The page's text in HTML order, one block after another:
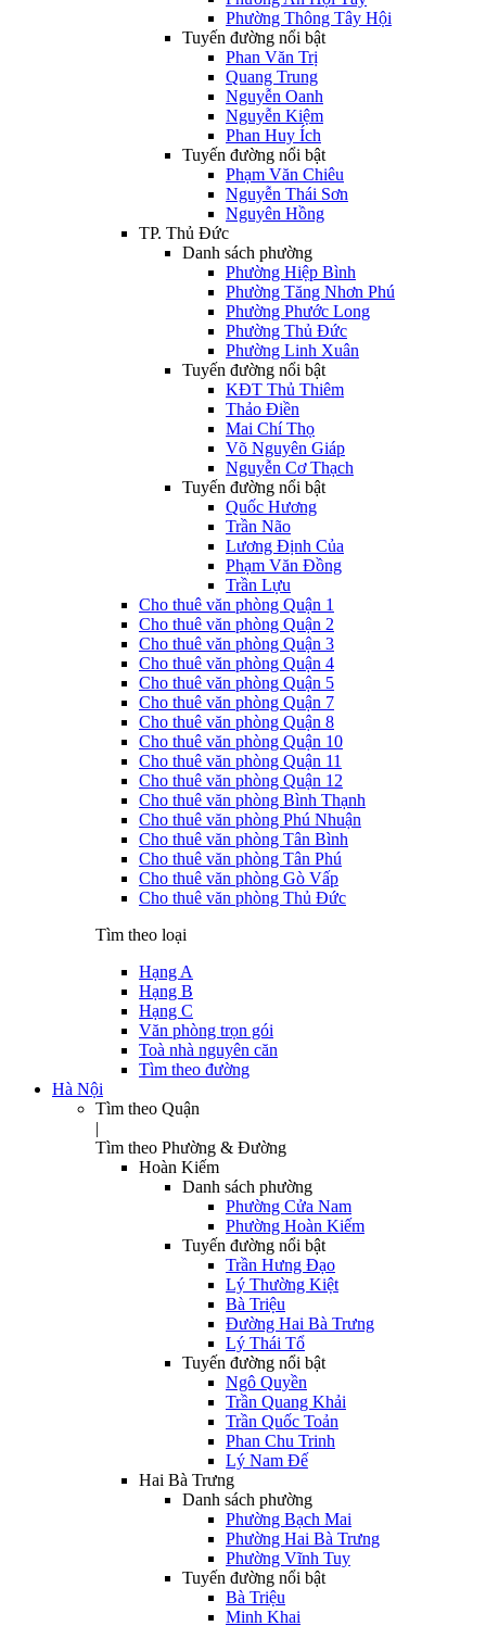
Phường Thông Tây Hội
Tuyến đường nổi bật
Phan Văn Trị
Quang Trung
Nguyễn Oanh
Nguyễn Kiệm
Phan Huy Ích
Tuyến đường nổi bật
Phạm Văn Chiêu
Nguyễn Thái Sơn
Nguyên Hồng
TP. Thủ Đức
Danh sách phường
Phường Hiệp Bình
Phường Tăng Nhơn Phú
Phường Phước Long
Phường Thủ Đức
Phường Linh Xuân
Tuyến đường nổi bật
KĐT Thủ Thiêm
Thảo Điền
Mai Chí Thọ
Võ Nguyên Giáp
Nguyễn Cơ Thạch
Tuyến đường nổi bật
Quốc Hương
Trần Não
Lương Định Của
Phạm Văn Đồng
Trần Lựu
Cho thuê văn phòng Quận 1
Cho thuê văn phòng Quận 2
Cho thuê văn phòng Quận 3
Cho thuê văn phòng Quận 4
Cho thuê văn phòng Quận 5
Cho thuê văn phòng Quận 7
Cho thuê văn phòng Quận 8
Cho thuê văn phòng Quận 10
Cho thuê văn phòng Quận 11
Cho thuê văn phòng Quận 12
Cho thuê văn phòng Bình Thạnh
Cho thuê văn phòng Phú Nhuận
Cho thuê văn phòng Tân Bình
Cho thuê văn phòng Tân Phú
Cho thuê văn phòng Gò Vấp
Cho thuê văn phòng Thủ Đức
Tìm theo loại
Hạng A
Hạng B
Hạng C
Văn phòng trọn gói
Toà nhà nguyên căn
Tìm theo đường
Hà Nội
Tìm theo Quận
|
Tìm theo Phường & Đường
Hoàn Kiếm
Danh sách phường
Phường Cửa Nam
Phường Hoàn Kiếm
Tuyến đường nổi bật
Trần Hưng Đạo
Lý Thường Kiệt
Bà Triệu
Đường Hai Bà Trưng
Lý Thái Tổ
Tuyến đường nổi bật
Ngô Quyền
Trần Quang Khải
Trần Quốc Toản
Phan Chu Trinh
Lý Nam Đế
Hai Bà Trưng
Danh sách phường
Phường Bạch Mai
Phường Hai Bà Trưng
Phường Vĩnh Tuy
Tuyến đường nổi bật
Bà Triệu
Minh Khai